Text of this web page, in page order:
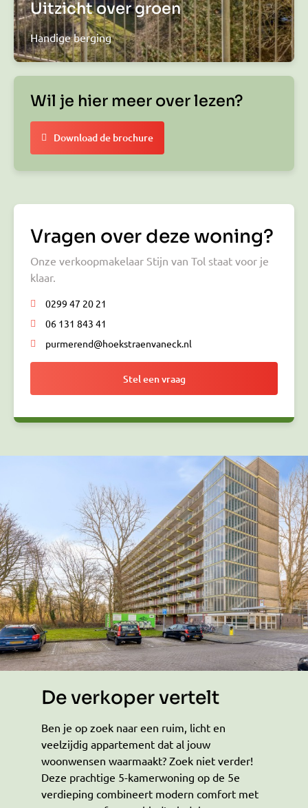
Uitzicht over groen
Handige berging
Wil je hier meer over lezen?
Download de brochure
Vragen over deze woning?
Onze verkoopmakelaar Stijn van Tol staat voor je
klaar.
0299 47 20 21
06 131 843 41
purmerend@hoekstraenvaneck.nl
Stel een vraag
De verkoper vertelt
Ben je op zoek naar een ruim, licht en
veelzijdig appartement dat al jouw
woonwensen waarmaakt? Zoek niet verder!
Deze prachtige 5-kamerwoning op de 5e
verdieping combineert modern comfort met